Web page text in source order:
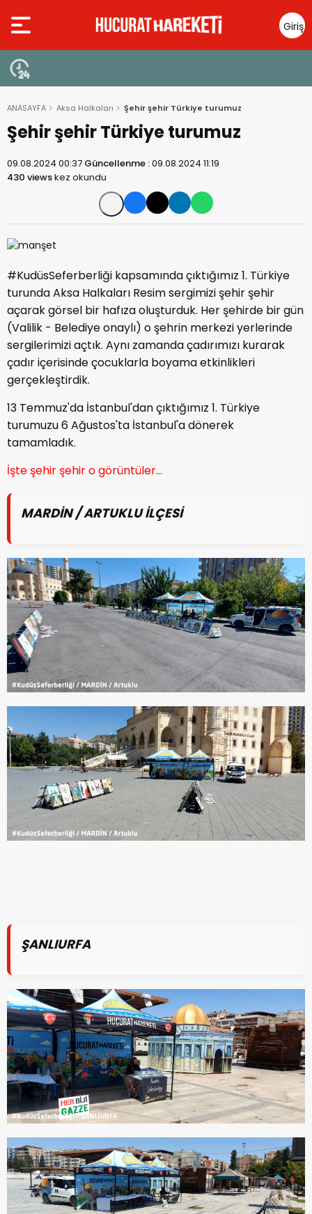
Giriş
Yap
ANASAYFA Aksa Halkaları Şehir şehir Türkiye turumuz
Şehir şehir Türkiye turumuz
09.08.2024 00:37 Güncellenme :09.08.2024 11:19
430 viewskez okundu
#KudüsSeferberliği kapsamında çıktığımız 1. Türkiye
turunda Aksa Halkaları Resim sergimizi şehir şehir
açarak görsel bir hafıza oluşturduk. Her şehirde bir gün
(Valilik - Belediye onaylı) o şehrin merkezi yerlerinde
sergilerimizi açtık. Aynı zamanda çadırımızı kurarak
çadır içerisinde çocuklarla boyama etkinlikleri
gerçekleştirdik.
13 Temmuz'da İstanbul'dan çıktığımız 1. Türkiye
turumuzu 6 Ağustos'ta İstanbul'a dönerek
tamamladık.
İşte şehir şehir o görüntüler...
MARDİN / ARTUKLU İLÇESİ
ŞANLIURFA